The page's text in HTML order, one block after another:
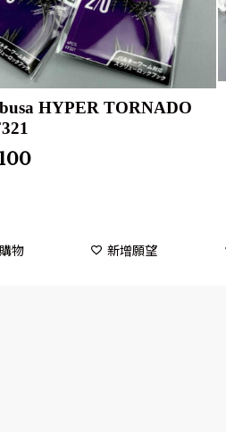
HYPER TORNADO
100
物 新增願望